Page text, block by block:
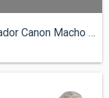
Adaptador Canon Macho a RCA Hembra ( Met...